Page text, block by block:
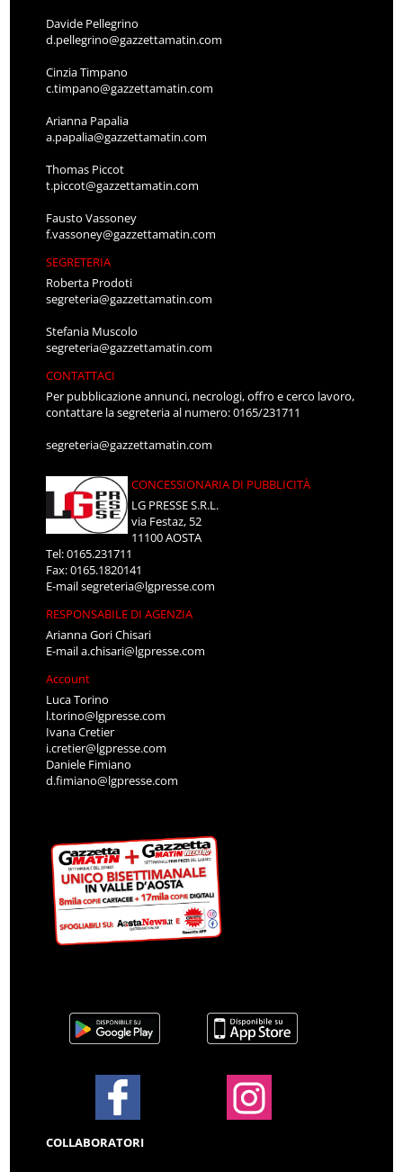
Davide Pellegrino
d.pellegrino@gazzettamatin.com
Cinzia Timpano
c.timpano@gazzettamatin.com
Arianna Papalia
a.papalia@gazzettamatin.com
Thomas Piccot
t.piccot@gazzettamatin.com
Fausto Vassoney
f.vassoney@gazzettamatin.com
SEGRETERIA
Roberta Prodoti
segreteria@gazzettamatin.com
Stefania Muscolo
segreteria@gazzettamatin.com
CONTATTACI
Per pubblicazione annunci, necrologi, offro e cerco lavoro,
contattare la segreteria al numero: 0165/231711
segreteria@gazzettamatin.com
CONCESSIONARIA DI PUBBLICITÀ
LG PRESSE S.R.L.
via Festaz, 52
11100 AOSTA
Tel: 0165.231711
Fax: 0165.1820141
E-mailsegreteria@lgpresse.com
RESPONSABILE DI AGENZIA
Arianna Gori Chisari
E-maila.chisari@lgpresse.com
Account
Luca Torino
l.torino@lgpresse.com
Ivana Cretier
i.cretier@lgpresse.com
Daniele Fimiano
d.fimiano@lgpresse.com
COLLABORATORI